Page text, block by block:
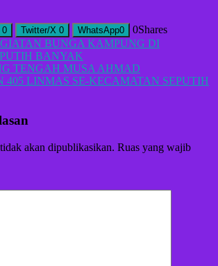
0 Twitter/X 0 WhatsApp0 0Shares
BUNGA KAMPUNG DI
BANYAK
TENGAH MUSA AHMAD
LINMAS SE-KECAMATAN SEPUTIH
akan dipublikasikan. Ruas yang wajib